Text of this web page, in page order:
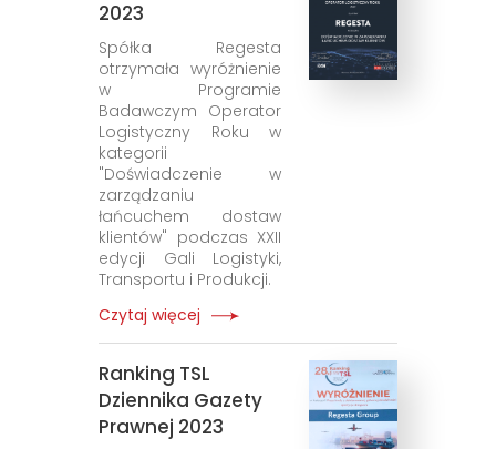
2023
Spółka Regesta
otrzymała wyróżnienie
w Programie
Badawczym Operator
Logistyczny Roku w
kategorii
"Doświadczenie w
zarządzaniu
łańcuchem dostaw
klientów" podczas XXII
edycji Gali Logistyki,
Transportu i Produkcji.
Czytaj więcej
Ranking TSL
Dziennika Gazety
Prawnej 2023